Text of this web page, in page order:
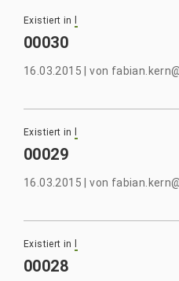
Existiert in
00030
16.03.2015 |von
Existiert in
00029
16.03.2015 |von
Existiert in
00028